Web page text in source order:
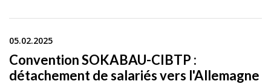
05.02.2025
Convention SOKABAU-CIBTP :
détachement de salariés vers l'Allemagne